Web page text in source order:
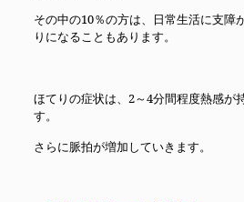
その中の10％の方は、日常生活に支障
りになることもあります。
ほてりの症状は、2～4分間程度熱感が
す。
さらに脈拍が増加していきます。